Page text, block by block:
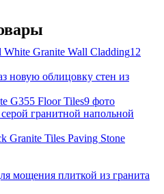
12
новую облицовку стен из
9 фото
гранитной напольной
мощения плиткой из гранита